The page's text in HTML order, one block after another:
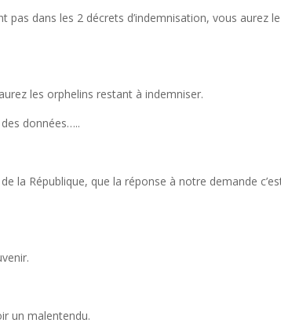
dans les 2 décrets d’indemnisation, vous aurez le
les orphelins restant à indemniser.
données…..
la République, que la réponse à notre demande
un malentendu.